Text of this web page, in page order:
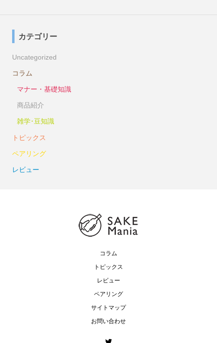
カテゴリー
Uncategorized
コラム
マナー・基礎知識
商品紹介
雑学･豆知識
トピックス
ペアリング
レビュー
コラム
トピックス
レビュー
ペアリング
サイトマップ
お問い合わせ